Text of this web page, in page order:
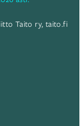
Taito ry, taito.fi